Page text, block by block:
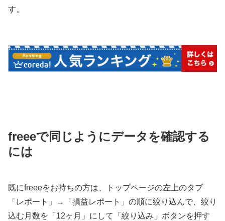
す。
freeeで同じようにデータを確認する
には
既にfreeeをお持ちの方は、トップページの左上のタブ
「レポート」→「損益レポート」の順に絞り込んで、絞り
込む月数を「12ヶ月」にして「絞り込み」ボタンを押す